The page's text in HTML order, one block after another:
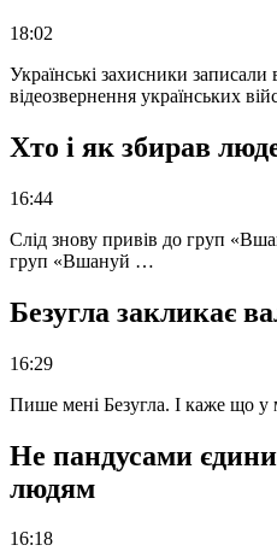
18:02
Українські захисники
відеозвернення українських
Хто і як збирав
16:44
Слід знову привів до груп
груп «Вшануй …
Безугла закликає
16:29
Пише мені Безугла. І каже що
Не пандусами
людям
16:18